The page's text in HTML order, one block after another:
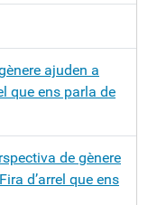
ajuden a
que ens parla de
de gènere
d’arrel que ens